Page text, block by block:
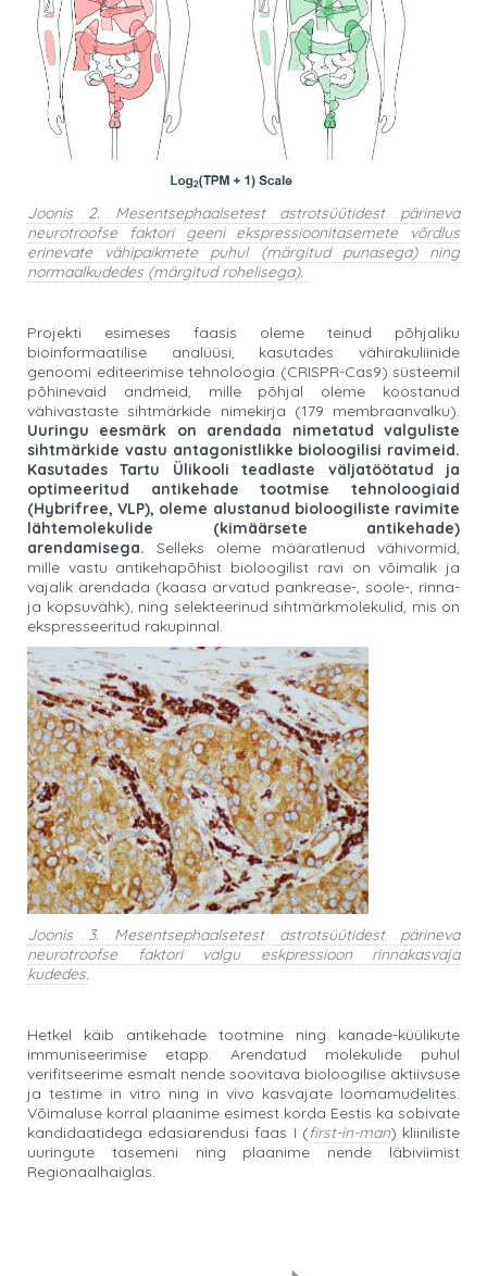
Joonis 2. Mesentsephaalsetest astrotsüütidest pärineva
neurotroofse faktori geeni ekspressioonitasemete võrdlus
erinevate vähipaikmete puhul (märgitud punasega) ning
normaalkudedes (märgitud rohelisega).
Projekti esimeses faasis oleme teinud põhjaliku
bioinformaatilise analüüsi, kasutades vähirakuliinide
genoomi editeerimise tehnoloogia (CRISPR-Cas9) süsteemil
põhinevaid andmeid, mille põhjal oleme koostanud
vähivastaste sihtmärkide nimekirja (179 membraanvalku).
Uuringu eesmärk on arendada nimetatud valguliste
sihtmärkide vastu antagonistlikke bioloogilisi ravimeid.
Kasutades Tartu Ülikooli teadlaste väljatöötatud ja
optimeeritud antikehade tootmise tehnoloogiaid
(Hybrifree, VLP), oleme alustanud bioloogiliste ravimite
lähtemolekulide (kimäärsete antikehade)
arendamisega. Selleks oleme määratlenud vähivormid,
mille vastu antikehapõhist bioloogilist ravi on võimalik ja
vajalik arendada (kaasa arvatud pankrease-, soole-, rinna-
ja kopsuvähk), ning selekteerinud sihtmärkmolekulid, mis on
ekspresseeritud rakupinnal.
Joonis 3. Mesentsephaalsetest astrotsüütidest pärineva
neurotroofse faktori valgu eskpressioon rinnakasvaja
kudedes.
Hetkel käib antikehade tootmine ning kanade-küülikute
immuniseerimise etapp. Arendatud molekulide puhul
verifitseerime esmalt nende soovitava bioloogilise aktiivsuse
ja testime in vitro ning in vivo kasvajate loomamudelites.
Võimaluse korral plaanime esimest korda Eestis ka sobivate
kandidaatidega edasiarendusi faas I (first-in-man) kliiniliste
uuringute tasemeni ning plaanime nende läbiviimist
Regionaalhaiglas.